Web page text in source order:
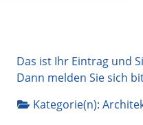
Das ist Ihr Eintrag und
Dann melden Sie sich
Kategorie(n):